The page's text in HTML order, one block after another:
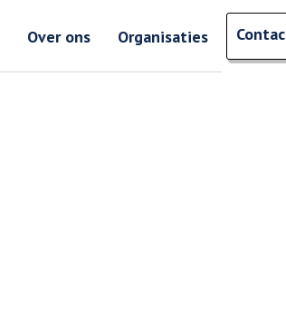
Over ons Organisaties